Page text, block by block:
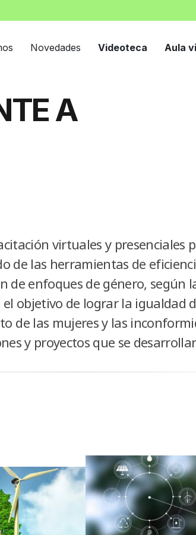
Novedades Videoteca Aula
A
virtuales y presenciales
de las herramientas de
de enfoques de género, según
el objetivo de lograr la igualdad
de las mujeres y las
y proyectos que se